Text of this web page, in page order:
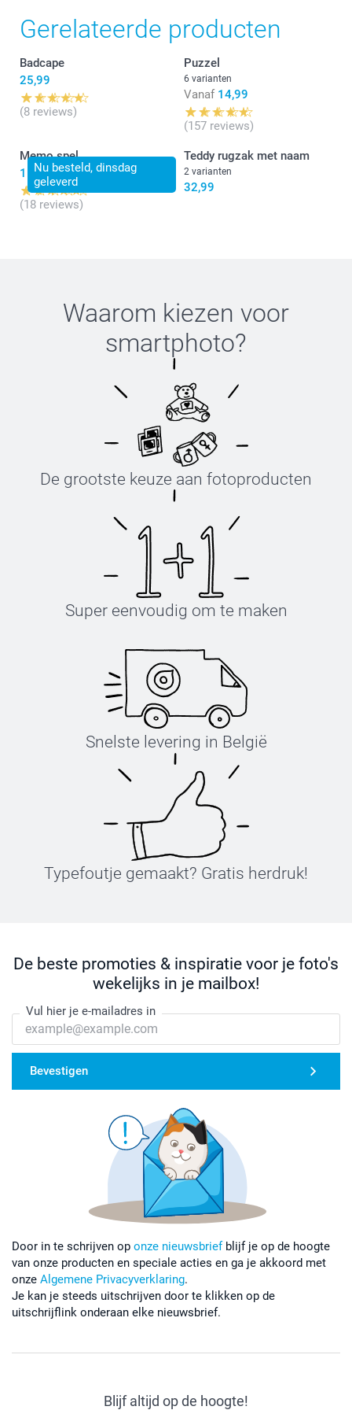
knuffel. Leuk dat ik aan jouw bestelling mocht
meewerken. Bedankt voor jouw mooie review.
Fijn weekend!
Nathalie @smartphoto
Gerelateerde producten
Badcape
25,99
(8 reviews)
Puzzel
6 varianten
Vanaf 14,99
(157 reviews)
Nu besteld, dinsdag
geleverd
Memo spel
15,99
(18 reviews)
Teddy rugzak met naam
2 varianten
32,99
Waarom kiezen voor
smartphoto?
De grootste keuze aan fotoproducten
Super eenvoudig om te maken
Snelste levering in België
Typefoutje gemaakt? Gratis herdruk!
De beste promoties & inspiratie voor je foto's
wekelijks in je mailbox!
Vul hier je e-mailadres in
Bevestigen
Door in te schrijven op onze nieuwsbrief blijf je op de hoogte
van onze producten en speciale acties en ga je akkoord met
onze Algemene Privacyverklaring.
Je kan je steeds uitschrijven door te klikken op de
uitschrijflink onderaan elke nieuwsbrief.
Blijf altijd op de hoogte!